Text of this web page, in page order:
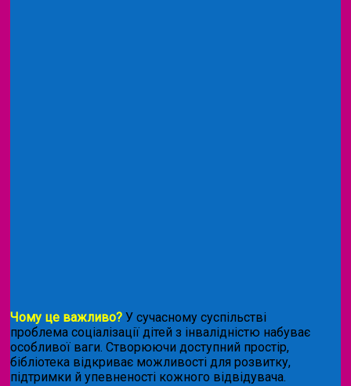
Чому це важливо? У сучасному суспільстві
проблема соціалізації дітей з інвалідністю набуває
особливої ваги. Створюючи доступний простір,
бібліотека відкриває можливості для розвитку,
підтримки й упевненості кожного відвідувача.